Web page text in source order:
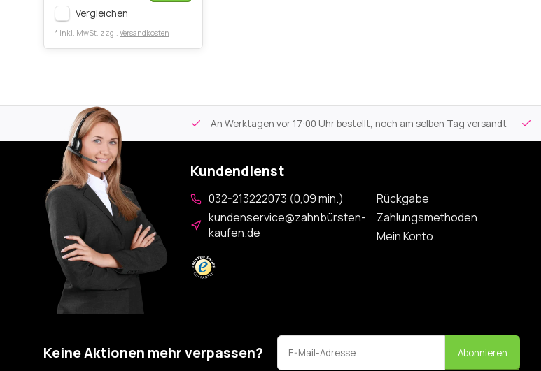
Vergleichen
* Inkl. MwSt. zzgl. Versandkosten
Kostenloser Versand An Werktagen vor 17:00 Uhr bestellt, noch am selben Tag versandt
Kundendienst
032-213222073 (0,09 min.)
kundenservice@zahnbürsten-
kaufen.de
Rückgabe
Zahlungsmethoden
Mein Konto
Keine Aktionen mehr verpassen? Abonnieren